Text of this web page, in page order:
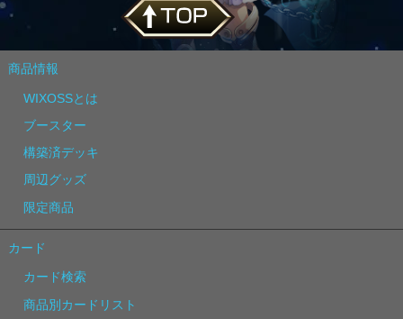
商品情報
WIXOSSとは
ブースター
構築済デッキ
周辺グッズ
限定商品
カード
カード検索
商品別カードリスト